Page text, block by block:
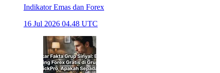
Indikator Emas dan Forex
16 Jul 2026 04.48 UTC